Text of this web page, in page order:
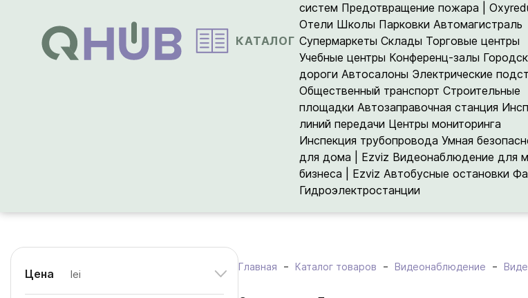
КАТАЛОГ
систем Предотвращение пожара |
Отели Школы Парковки Автомагистраль
Супермаркеты Склады Торговые центры
Учебные центры Конференц-залы
дороги Автосалоны Электрические
Общественный транспорт Строительные
площадки Автозаправочная станция
линий передачи Центры мониторинга
Инспекция трубопровода Умная
для дома | Ezviz Видеонаблюдение для
бизнеса | Ezviz Автобусные остановки
Гидроэлектростанции
Цена lei
Главная Каталог товаров Видеонаблюдение